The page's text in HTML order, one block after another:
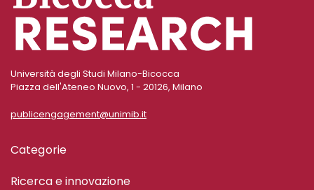
Università degli Studi Milano-Bicocca
Piazza dell'Ateneo Nuovo, 1 - 20126, Milano
publicengagement@unimib.it
Categorie
Ricerca e innovazione